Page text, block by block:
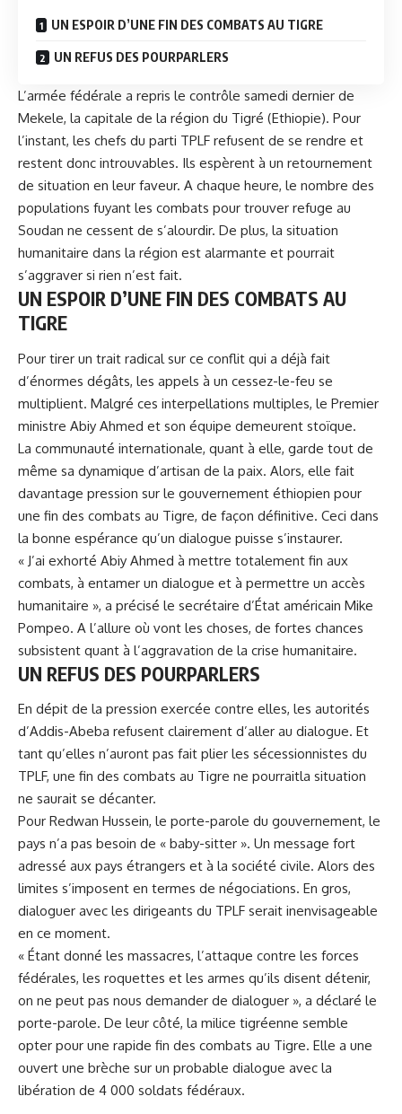
UN ESPOIR D’UNE FIN DES COMBATS AU TIGRE
UN REFUS DES POURPARLERS
L’armée fédérale a repris le contrôle samedi dernier de
Mekele, la capitale de la région du Tigré (Ethiopie). Pour
l’instant, les chefs du parti TPLF refusent de se rendre et
restent donc introuvables. Ils espèrent à un retournement
de situation en leur faveur. A chaque heure, le nombre des
populations fuyant les combats pour trouver refuge au
Soudan ne cessent de s’alourdir. De plus, la situation
humanitaire dans la région est alarmante et pourrait
s’aggraver si rien n’est fait.
UN ESPOIR D’UNE FIN DES COMBATS AU
TIGRE
Pour tirer un trait radical sur ce conflit qui a déjà fait
d’énormes dégâts, les appels à un cessez-le-feu se
multiplient. Malgré ces interpellations multiples, le Premier
ministre Abiy Ahmed et son équipe demeurent stoïque.
La communauté internationale, quant à elle, garde tout de
même sa dynamique d’artisan de la paix. Alors, elle fait
davantage pression sur le gouvernement éthiopien pour
une fin des combats au Tigre, de façon définitive. Ceci dans
la bonne espérance qu’un dialogue puisse s’instaurer.
« J’ai exhorté Abiy Ahmed à mettre totalement fin aux
combats, à entamer un dialogue et à permettre un accès
humanitaire », a précisé le secrétaire d’État américain Mike
Pompeo. A l’allure où vont les choses, de fortes chances
subsistent quant à l’aggravation de la crise humanitaire.
UN REFUS DES POURPARLERS
En dépit de la pression exercée contre elles, les autorités
d’Addis-Abeba refusent clairement d’aller au dialogue. Et
tant qu’elles n’auront pas fait plier les sécessionnistes du
TPLF, une fin des combats au Tigre ne pourraitla situation
ne saurait se décanter.
Pour Redwan Hussein, le porte-parole du gouvernement, le
pays n’a pas besoin de « baby-sitter ». Un message fort
adressé aux pays étrangers et à la société civile. Alors des
limites s’imposent en termes de négociations. En gros,
dialoguer avec les dirigeants du TPLF serait inenvisageable
en ce moment.
« Étant donné les massacres, l’attaque contre les forces
fédérales, les roquettes et les armes qu’ils disent détenir,
on ne peut pas nous demander de dialoguer », a déclaré le
porte-parole. De leur côté, la milice tigréenne semble
opter pour une rapide fin des combats au Tigre. Elle a une
ouvert une brèche sur un probable dialogue avec la
libération de 4 000 soldats fédéraux.